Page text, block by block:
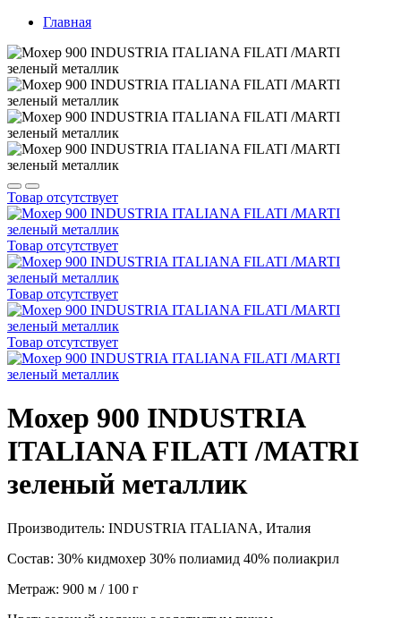
Главная
Товар отсутствует
Товар отсутствует
Товар отсутствует
Товар отсутствует
Мохер 900 INDUSTRIA
ITALIANA FILATI /MATRI
зеленый металлик
Производитель: INDUSTRIA ITALIANA, Италия
Состав: 30% кидмохер 30% полиамид 40% полиакрил
Метраж: 900 м / 100 г